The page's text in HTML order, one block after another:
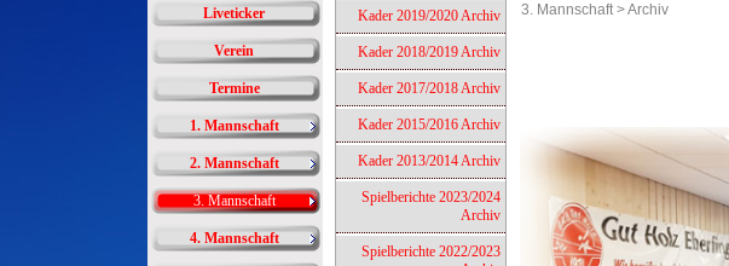
Liveticker
Verein
Termine
1. Mannschaft
2. Mannschaft
3. Mannschaft
4. Mannschaft
Kader 2019/2020 Archiv
Kader 2018/2019 Archiv
Kader 2017/2018 Archiv
Kader 2015/2016 Archiv
Kader 2013/2014 Archiv
Spielberichte 2023/2024
Archiv
Spielberichte 2022/2023
3. Mannschaft > Archiv